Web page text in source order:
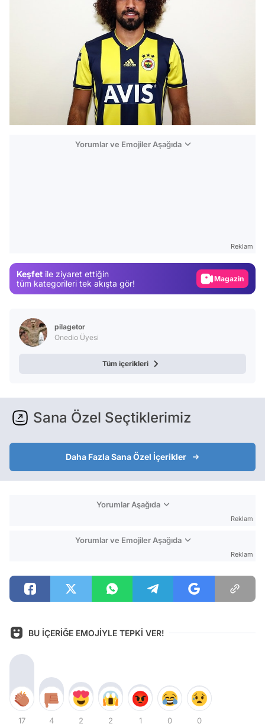
Yorumlar ve Emojiler Aşağıda
Reklam
Keşfet ile ziyaret ettiğin
tüm kategorileri tek akışta gör!
Gündem
Video
pilagetor
Onedio Üyesi
Tüm içerikleri
Sana Özel Seçtiklerimiz
Daha Fazla Sana Özel İçerikler
Yorumlar Aşağıda
Reklam
Yorumlar ve Emojiler Aşağıda
Reklam
BU İÇERİĞE EMOJİYLE TEPKİ VER!
17 4 2 2 1 0 0